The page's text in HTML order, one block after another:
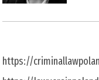
https://